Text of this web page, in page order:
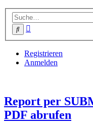
Suche
Registrieren
Anmelden
Report per
PDF abrufen